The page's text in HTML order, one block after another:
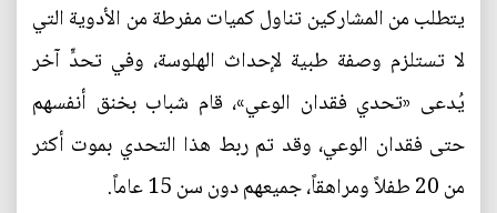
يتطلب من المشاركين تناول كميات مفرطة من الأدوية التي
لا تستلزم وصفة طبية لإحداث الهلوسة، وفي تحدٍّ آخر
يُدعى «تحدي فقدان الوعي»، قام شباب بخنق أنفسهم
حتى فقدان الوعي، وقد تم ربط هذا التحدي بموت أكثر
من 20 طفلاً ومراهقاً، جميعهم دون سن 15 عاماً.